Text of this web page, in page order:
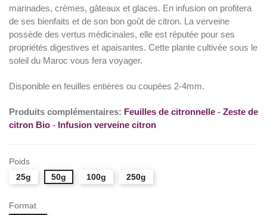
marinades, crèmes, gâteaux et glaces. En infusion on profitera
de ses bienfaits et de son bon goût de citron. La verveine
possède des vertus médicinales, elle est réputée pour ses
propriétés digestives et apaisantes. Cette plante cultivée sous le
soleil du Maroc vous fera voyager.
Disponible en feuilles entières ou coupées 2-4mm.
Produits complémentaires: Feuilles de citronnelle - Zeste de
citron Bio - Infusion verveine citron
Poids
25g
50g 100g 250g
Format